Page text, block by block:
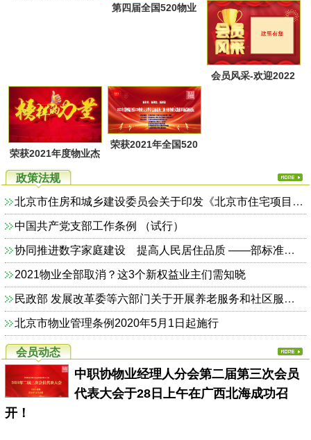
第四届全国520物业
州又一次共同点燃起
物业经理人分会的圣
火，开启了旅居养老
的融合新思路！
会员风采-欢迎2022
荣获2021年度物业杰
出职业经理人系列活
动评选名单
荣获2021年全国520
列评选名单
政策法规
北京市住房和城乡建设委员会关于印发《北京市住宅项目物业服务综合监管实施方案（试行）》的通知
中国共产党支部工作条例 （试行）
协同推进数字家庭建设 提高人民居住品质 ——部标准定额司相关负责人解读《关于加快发展数字家庭 提高居住品质的指导意见》
2021物业全部取消？这3个新权益业主们需知晓
民政部 发展改革委等六部门关于开展养老服务和社区服务信息惠民工程试点工作的通知（民函〔2014〕325号）
北京市物业管理条例2020年5月1日起施行
会员动态
中职协物业经理人分会第二届第三次会员
代表大会于28日上午在广西北海成功召
开！